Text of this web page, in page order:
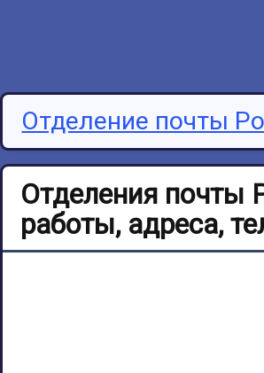
Отделение почты
Отделения почты
работы, адреса,